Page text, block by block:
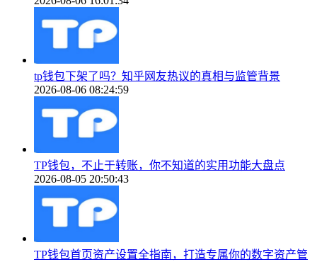
tp钱包下架了吗？知乎网友热议的真相与监管背景
2026-08-06 08:24:59
TP钱包，不止于转账，你不知道的实用功能大盘点
2026-08-05 20:50:43
TP钱包首页资产设置全指南，打造专属你的数字资产管